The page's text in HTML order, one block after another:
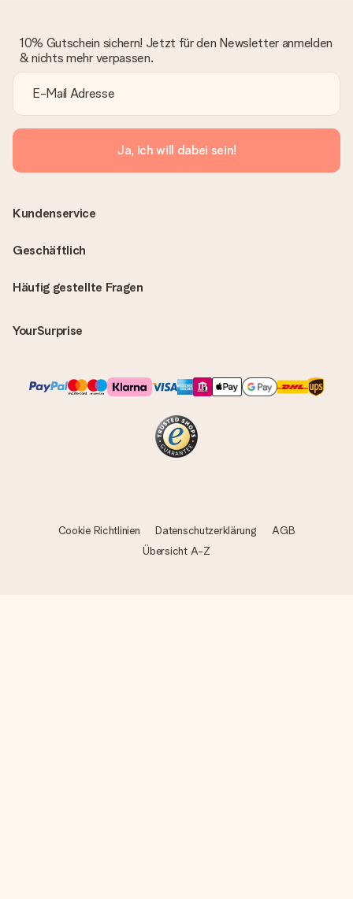
10% Gutschein sichern! Jetzt für den Newsletter anmelden
& nichts mehr verpassen.
Ja, ich will dabei sein!
Häufig gestellte Fragen
YourSurprise
Kundenservice
Geschäftlich
Cookie Richtlinien Datenschutzerklärung
AGB
Übersicht A-Z